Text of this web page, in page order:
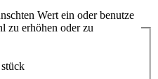
Wert ein oder benutze
zu erhöhen oder zu